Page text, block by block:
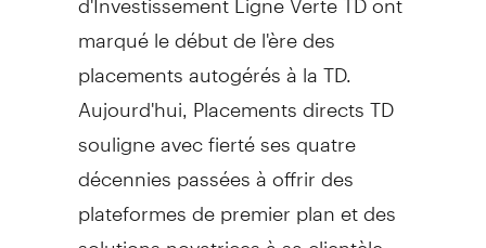
marqué le début de l'ère des
placements autogérés à la TD.
Aujourd'hui, Placements directs TD
souligne avec fierté ses quatre
décennies passées à offrir des
plateformes de premier plan et des
solutions novatrices à sa clientèle.